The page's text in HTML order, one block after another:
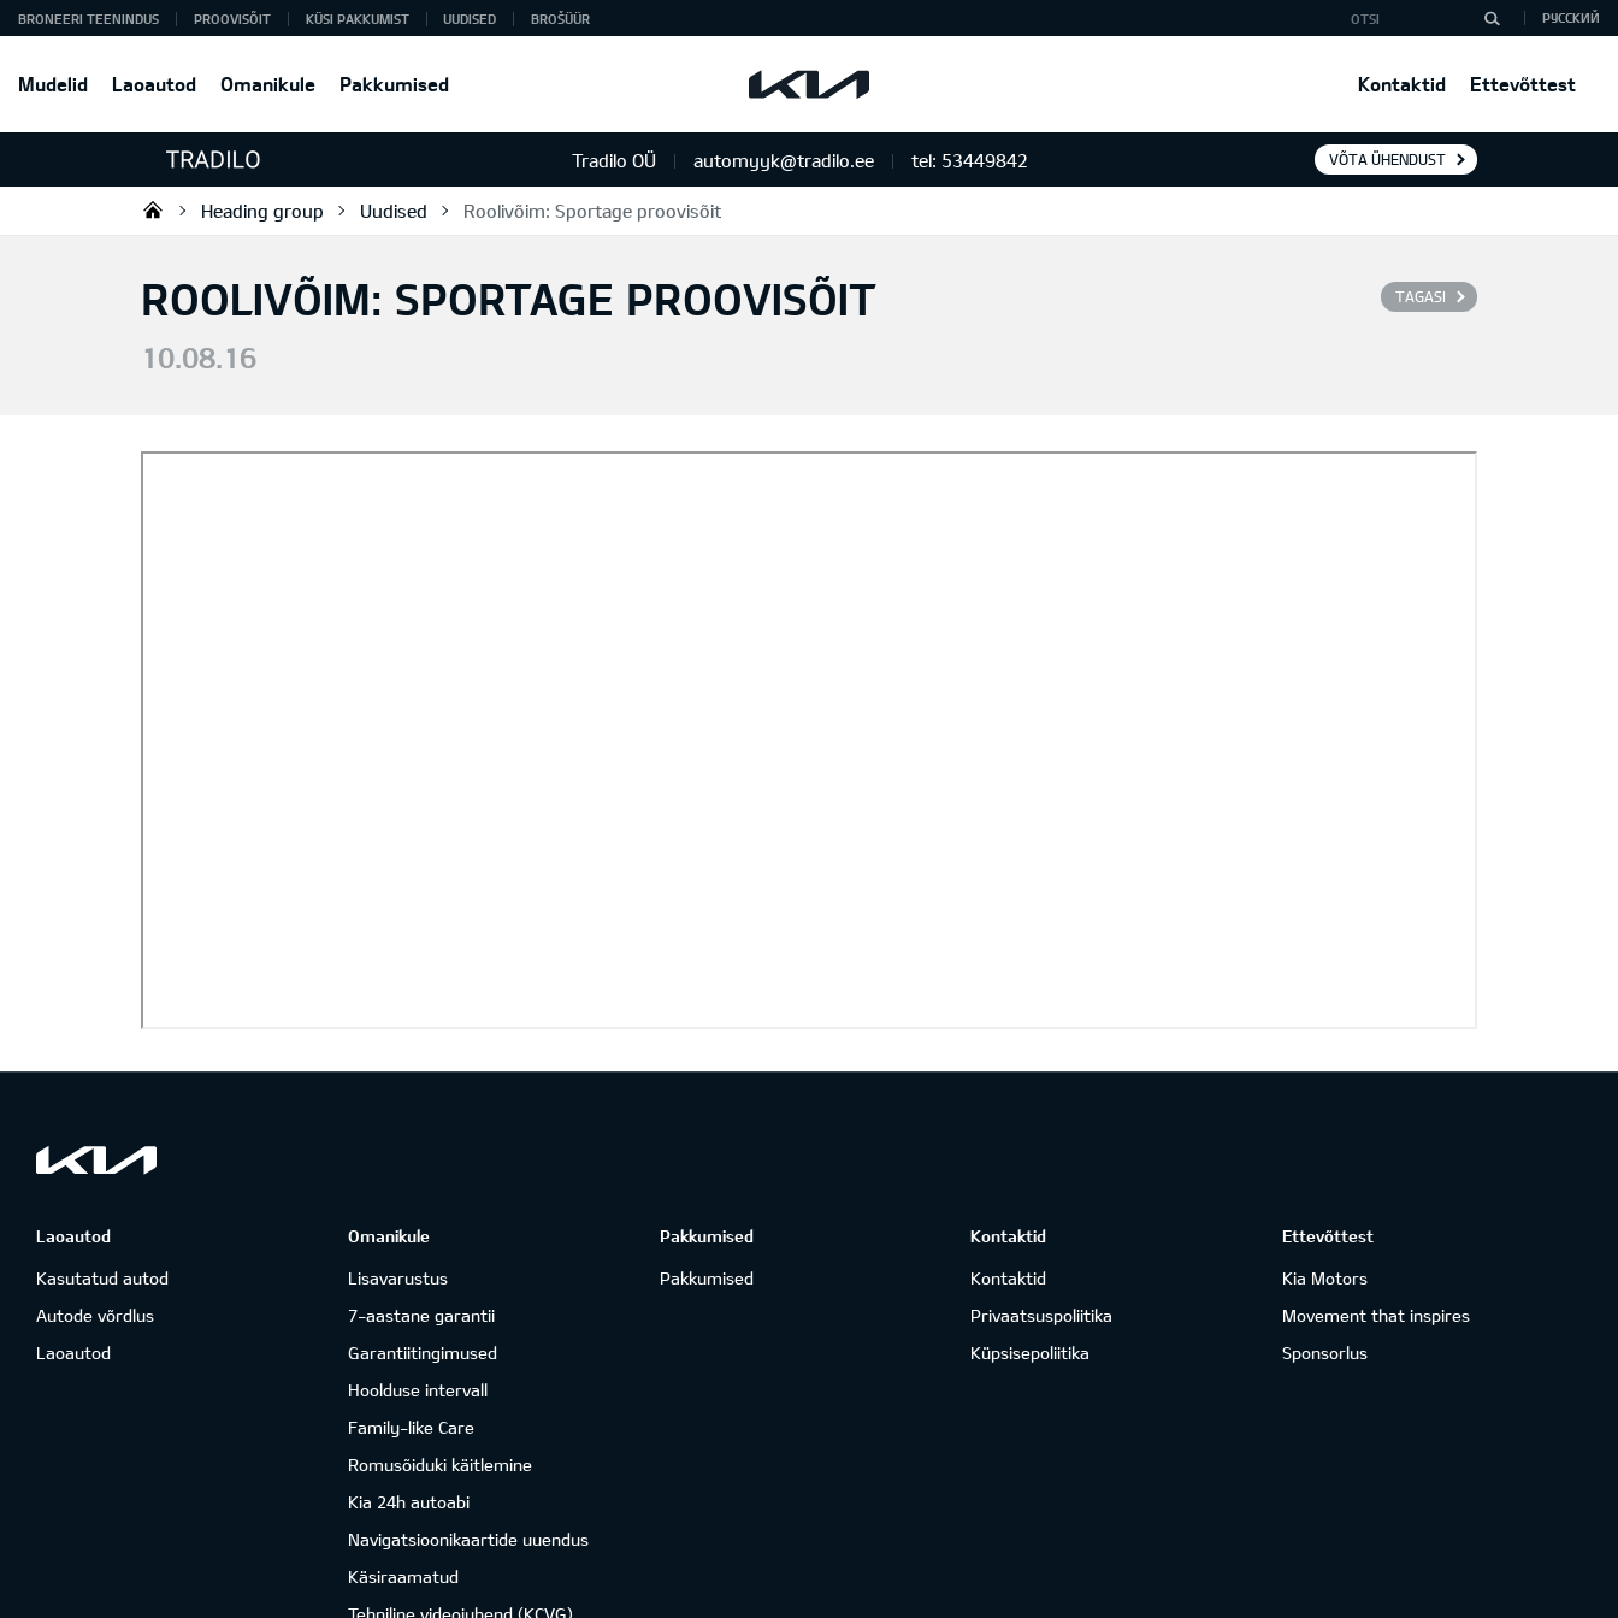
Mudelid Laoautod Omanikule Pakkumised Kontaktid Ettevõttest
BRONEERI TEENINDUS PROOVISÕIT KÜSI PAKKUMIST UUDISED BROŠÜÜR РУССКИЙ
Tradilo OÜ automyyk@tradilo.ee tel: 53449842 VÕTA ÜHENDUST
Tradilo OÜ
Heading group Uudised Roolivõim: Sportage proovisõit
TAGASI
ROOLIVÕIM: SPORTAGE PROOVISÕIT
10.08.16
Laoautod
Kasutatud autod
Autode võrdlus
Laoautod
Omanikule
Lisavarustus
7-aastane garantii
Garantiitingimused
Hoolduse intervall
Family-like Care
Romusõiduki käitlemine
Kia 24h autoabi
Navigatsioonikaartide uuendus
Käsiraamatud
Tehniline videojuhend (KCVG)
Pakkumised
Pakkumised
Kontaktid
Kontaktid
Privaatsuspoliitika
Küpsisepoliitika
Ettevõttest
Kia Motors
Movement that inspires
Sponsorlus